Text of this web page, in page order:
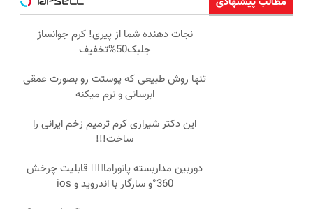
نجات دهنده شما از پیری! کرم جوانساز
جلبک50%تخفیف
تنها روش طبیعی که پوستت رو بصورت عمقی
ابرسانی و نرم میکنه
این دکتر شیرازی کرم ترمیم زخم ایرانی را
ساخت!!!
دوربین مداربسته پانوراما👈🏻 قابلیت چرخش
360°و سازگار با اندروید و ios